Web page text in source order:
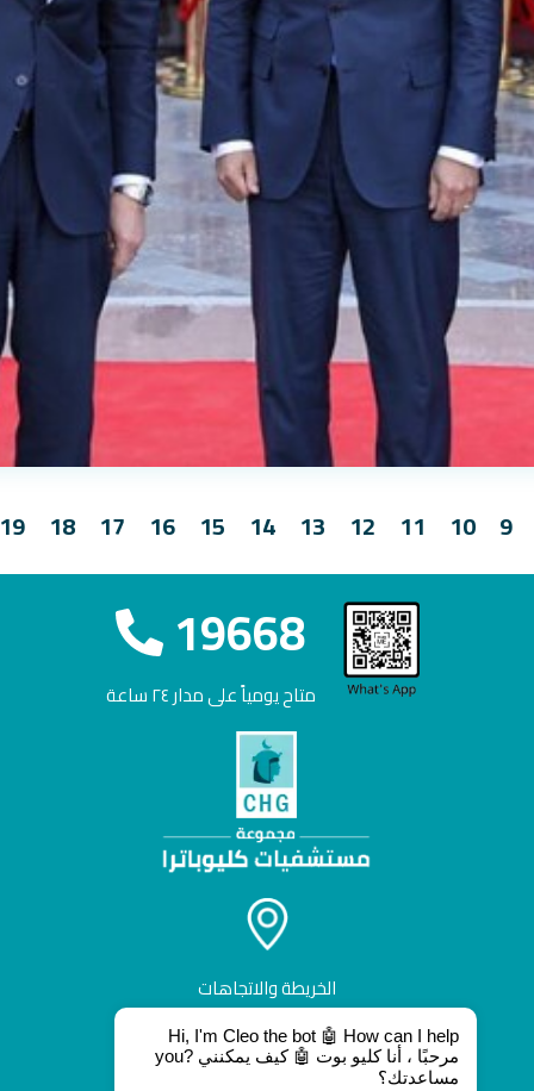
9
10
11
12
13
14
15
16
17
18
19668
متاح يومياً على مدار ٢٤ ساعة
الخريطة والاتجاهات
Hi, I'm Cleo the bot 🤖 How can I help
you? مرحبًا ، أنا كليو بوت 🤖 كيف يمكنني
مساعدتك؟